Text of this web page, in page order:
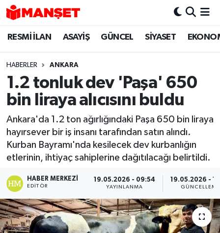
RESMİ İLAN ASAYİŞ GÜNCEL SİYASET
HABERLER ANKARA
1.2 tonluk dev 'Paşa' 650
bin liraya alıcısını buldu
Ankara'da 1.2 ton ağırlığındaki Paşa 650 bin liraya
hayırsever bir iş insanı tarafından satın alındı.
Kurban Bayramı'nda kesilecek dev kurbanlığın
etlerinin, ihtiyaç sahiplerine dağıtılacağı belirtildi.
HABER MERKEZI
EDITÖR
19.05.2026 - 09:54
YAYINLANMA
19.05.2026 -
GÜNCELLEME
Hava Durumu
Trafik Durumu
Süper Lig Puan Durumu ve Fikstür
Son Dakika Haberleri
Haber Arşivi